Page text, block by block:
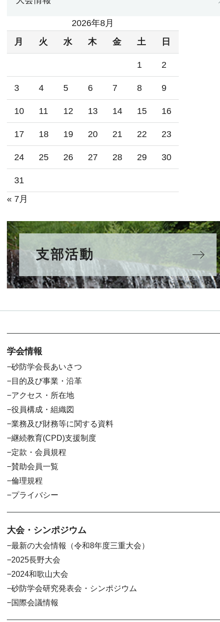
2026年8月
月
火 水 木 金 土 日
1 2
3 4 5 6 7 8 9
10 11 12 13 14 15 16
17 18 19 20 21 22 23
24 25 26 27 28 29 30
31
« 7月
支部活動
学会情報
砂防学会長あいさつ
目的及び事業・沿革
アクセス・所在地
役員構成・組織図
業務及び財務等に関する資料
継続教育(CPD)支援制度
定款・会員規程
賛助会員一覧
倫理規程
プライバシー
大会・シンポジウム
最新の大会情報（令和8年度三重大会）
2025長野大会
2024和歌山大会
砂防学会研究発表会・シンポジウム
国際会議情報